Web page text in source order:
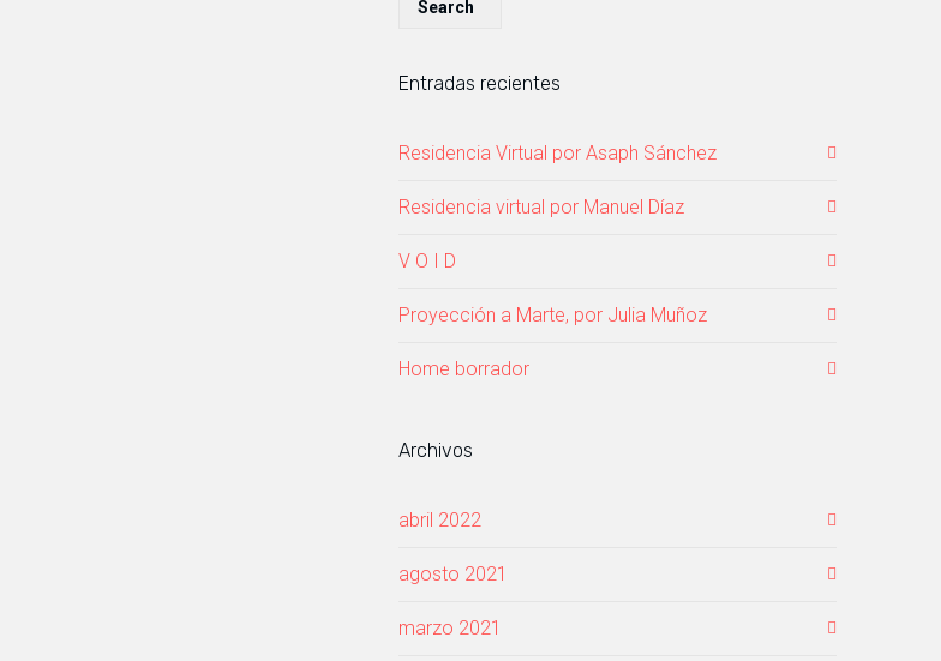
Entradas recientes
Residencia Virtual por Asaph Sánchez
Residencia virtual por Manuel Díaz
V O I D
Proyección a Marte, por Julia Muñoz
Home borrador
Archivos
abril 2022
agosto 2021
marzo 2021